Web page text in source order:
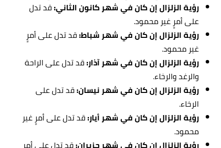
رؤية الزلزال إن كان في شهر كانون الثاني:قد تدل
على أمرٍ غير محمود.
رؤية الزلزال إن كان في شهر شباط:قد تدل على أمرٍ
غير محمود.
رؤية الزلزال إن كان في شهر آذار:قد تدل علىالراحة
والرغد والرخاء.
رؤية الزلزال إن كان في شهر نيسان:قد تدل على
الرخاء.
رؤية الزلزال إن كان في شهر أيار:قد تدل على أمرٍ غير
محمود.